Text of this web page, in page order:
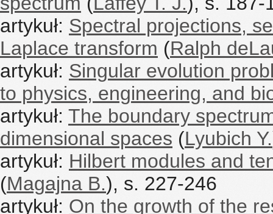
artykuł: Spectral projections,
Laplace transform (Ralph
artykuł: Singular evolution
to physics, engineering, and
artykuł: The boundary
dimensional spaces (Lyubich Y.
artykuł: Hilbert modules and
(Magajna B.), s. 227-246
artykuł: On the growth of the